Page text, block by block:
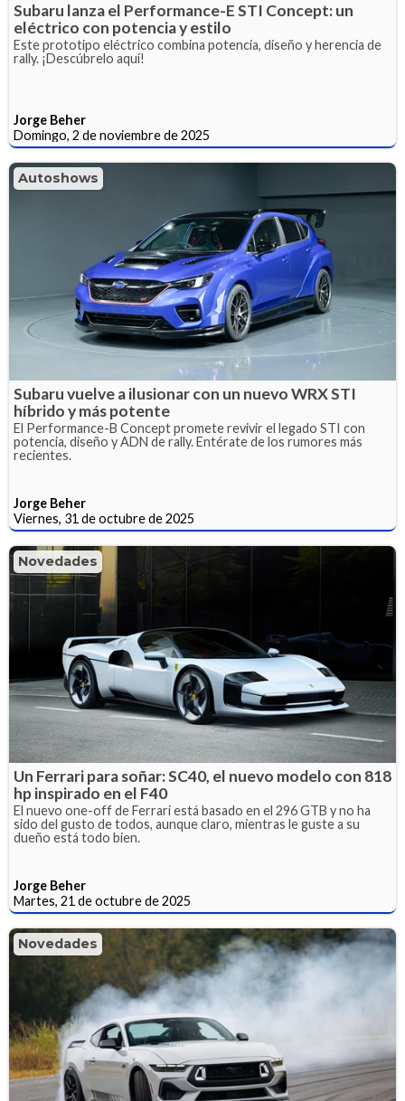
Subaru lanza el Performance-E STI Concept: un
eléctrico con potencia y estilo
Este prototipo eléctrico combina potencia, diseño y herencia de
rally. ¡Descúbrelo aquí!
Jorge Beher
Domingo, 2 de noviembre de 2025
Autoshows
Subaru vuelve a ilusionar con un nuevo WRX STI
híbrido y más potente
El Performance-B Concept promete revivir el legado STI con
potencia, diseño y ADN de rally. Entérate de los rumores más
recientes.
Jorge Beher
Viernes, 31 de octubre de 2025
Novedades
Un Ferrari para soñar: SC40, el nuevo modelo con 818
hp inspirado en el F40
El nuevo one-off de Ferrari está basado en el 296 GTB y no ha
sido del gusto de todos, aunque claro, mientras le guste a su
dueño está todo bien.
Jorge Beher
Martes, 21 de octubre de 2025
Novedades